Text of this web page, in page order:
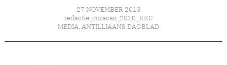
27 NOVEMBER 2013
redactie_curacao_2010_KKC
MEDIA, ANTILLIAANS DAGBLAD